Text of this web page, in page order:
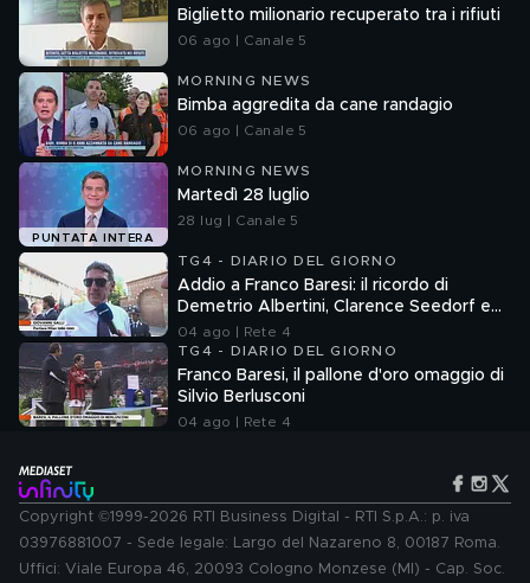
Biglietto milionario recuperato tra i rifiuti
06 ago | Canale 5
MORNING NEWS
Bimba aggredita da cane randagio
06 ago | Canale 5
PUNTATA INTERA
MORNING NEWS
Martedì 28 luglio
28 lug | Canale 5
TG4 - DIARIO DEL GIORNO
Addio a Franco Baresi: il ricordo di
Demetrio Albertini, Clarence Seedorf e
Giovanni Galli
04 ago | Rete 4
TG4 - DIARIO DEL GIORNO
Franco Baresi, il pallone d'oro omaggio di
Silvio Berlusconi
04 ago | Rete 4
Copyright ©1999-2026 RTI Business Digital - RTI S.p.A.: p. iva
03976881007 - Sede legale: Largo del Nazareno 8, 00187 Roma.
Uffici: Viale Europa 46, 20093 Cologno Monzese (MI) - Cap. Soc.